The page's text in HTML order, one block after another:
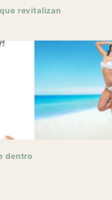
revitalizan
dentro